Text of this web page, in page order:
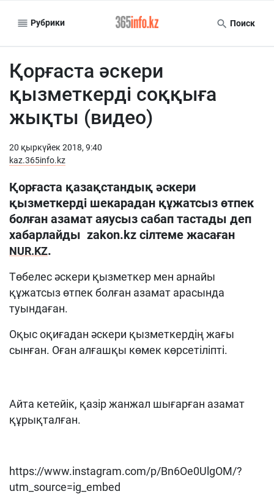
Рубрики Поиск
Қорғаста әскери
қызметкерді соққыға
жықты (видео)
20 қыркүйек 2018, 9:40
kaz.365info.kz
Қорғаста қазақстандық әскери
қызметкерді шекарадан құжатсыз өтпек
болған азамат аяусыз сабап тастады деп
хабарлайды zakon.kz сілтеме жасаған
NUR.KZ.
Төбелес әскери қызметкер мен арнайы
құжатсыз өтпек болған азамат арасында
туындаған.
Оқыс оқиғадан әскери қызметкердің жағы
сынған. Оған алғашқы көмек көрсетіліпті.
Айта кетейік, қазір жанжал шығарған азамат
құрықталған.
https://www.instagram.com/p/Bn6Oe0UlgOM/?
utm_source=ig_embed